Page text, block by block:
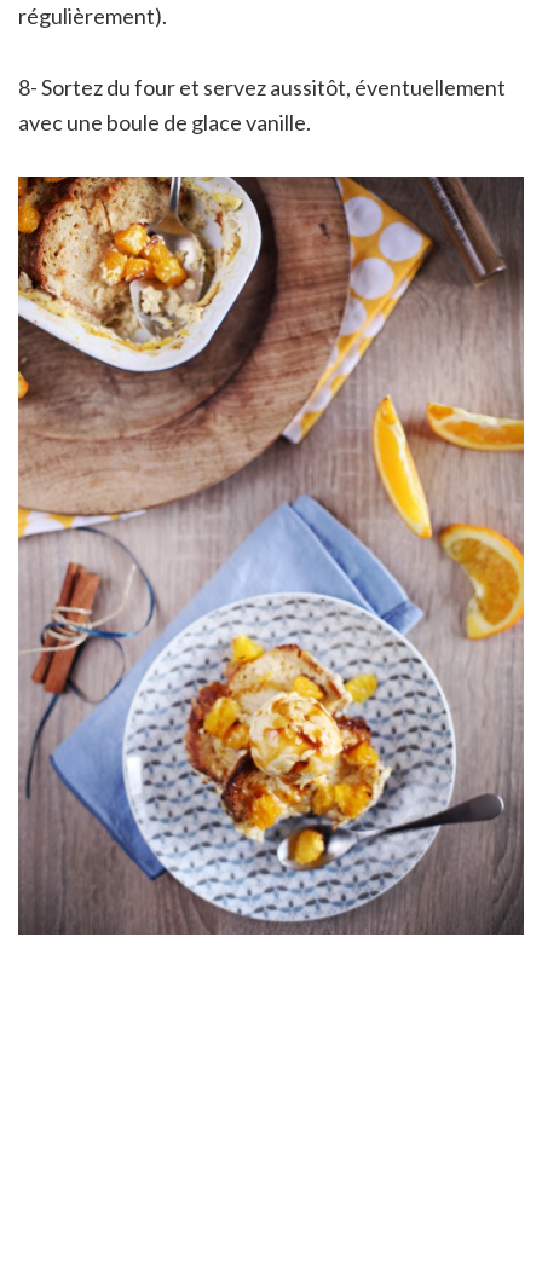
régulièrement).
8- Sortez du four et servez aussitôt, éventuellement
avec une boule de glace vanille.